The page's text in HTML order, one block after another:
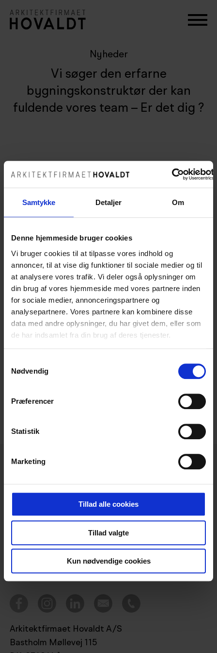
Samtykke Detaljer Om
Denne hjemmeside bruger cookies
Vi bruger cookies til at tilpasse vores indhold og
annoncer, til at vise dig funktioner til sociale medier og til
at analysere vores trafik. Vi deler også oplysninger om
din brug af vores hjemmeside med vores partnere inden
for sociale medier, annonceringspartnere og
analysepartnere. Vores partnere kan kombinere disse
data med andre oplysninger, du har givet dem, eller som
de har indsamlet fra din brug af deres tjenester.
Nødvendig
Præferencer
Statistik
Marketing
Tillad alle cookies
Tillad valgte
Kun nødvendige cookies
Nyheder
Vi søger den erfarne
bygningskonstruktør der kan
fuldende vores team – Er det dig ?
Hos Hovaldt er vi et super stærkt team bestående af
både arkitekter og konstruktører, men vi mangler den
sidste brik til at fuldende teamet. Vi søger endnu en
erfaren bygningskonstruktør der blandt andet har solid
erfaring med projektering og projekteringsledelse.
Bæredygtighed
Tegnestuen
Kontakt
Arkitektfirmaet Hovaldt A/S
Bastholm Møllevej 115